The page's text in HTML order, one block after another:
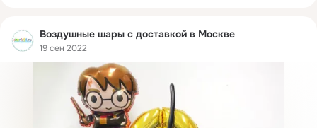
Воздушные шары с доставкой в Москве
19 сен 2022